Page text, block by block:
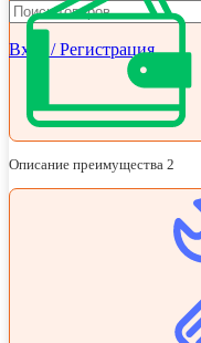
Вход / Регистрация
Описание преимущества 2